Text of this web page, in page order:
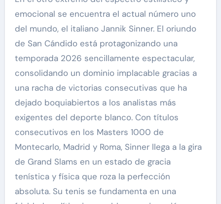
emocional se encuentra el actual número uno
del mundo, el italiano Jannik Sinner. El oriundo
de San Cándido está protagonizando una
temporada 2026 sencillamente espectacular,
consolidando un dominio implacable gracias a
una racha de victorias consecutivas que ha
dejado boquiabiertos a los analistas más
exigentes del deporte blanco. Con títulos
consecutivos en los Masters 1000 de
Montecarlo, Madrid y Roma, Sinner llega a la gira
de Grand Slams en un estado de gracia
tenística y física que roza la perfección
absoluta. Su tenis se fundamenta en una